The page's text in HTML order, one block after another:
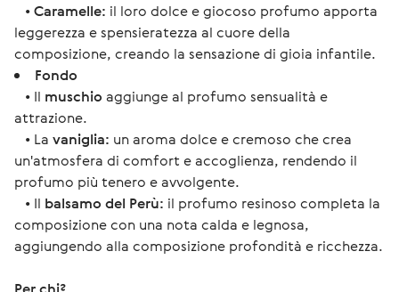
•Caramelle: il loro dolce e giocoso profumo apporta
leggerezza e spensieratezza al cuore della
composizione, creando la sensazione di gioia infantile.
Fondo
• Il muschio aggiunge al profumo sensualità e
attrazione.
• La vaniglia: un aroma dolce e cremoso che crea
un'atmosfera di comfort e accoglienza, rendendo il
profumo più tenero e avvolgente.
• Il balsamo del Perù: il profumo resinoso completa la
composizione con una nota calda e legnosa,
aggiungendo alla composizione profondità e ricchezza.